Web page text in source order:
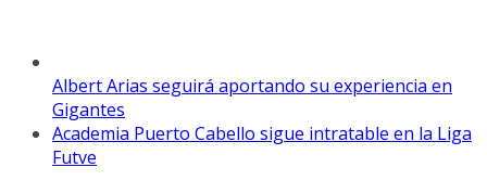
Albert Arias seguirá aportando su experiencia en
Gigantes
Academia Puerto Cabello sigue intratable en la Liga
Futve